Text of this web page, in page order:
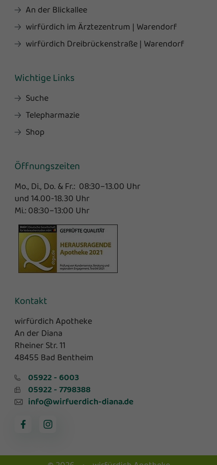
An der Blickallee
wirfürdich im Ärztezentrum | Warendorf
wirfürdich Dreibrückenstraße | Warendorf
Wichtige Links
Suche
Telepharmazie
Shop
Öffnungszeiten
Mo., Di., Do. & Fr.: 08:30–13.00 Uhr
und 14.00-18.30 Uhr
Mi.: 08:30–13:00 Uhr
Kontakt
wirfürdich Apotheke
An der Diana
Rheiner Str. 11
48455 Bad Bentheim
05922 - 6003
05922 - 7798388
info@wirfuerdich-diana.de